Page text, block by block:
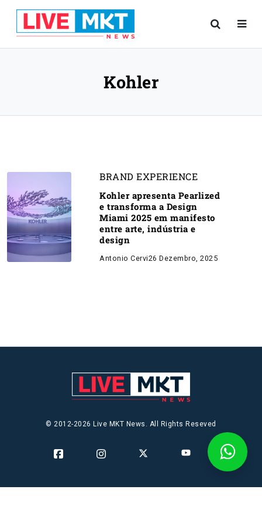
Kohler
BRAND EXPERIENCE
Kohler apresenta Pearlized
e transforma a Design
Miami 2025 em manifesto
entre arte, indústria e
design
Antonio Cervi26 Dezembro, 2025
© 2012-2026 Live MKT News. All Rights Reseved